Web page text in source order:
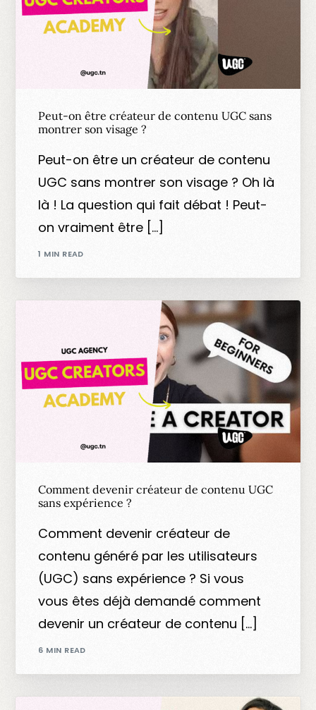
Peut-on être créateur de contenu UGC sans
montrer son visage ?
Peut-on être un créateur de contenu
UGC sans montrer son visage ? Oh là
là ! La question qui fait débat ! Peut-
on vraiment être […]
1 MIN READ
Comment devenir créateur de contenu UGC
sans expérience ?
Comment devenir créateur de
contenu généré par les utilisateurs
(UGC) sans expérience ? Si vous
vous êtes déjà demandé comment
devenir un créateur de contenu […]
6 MIN READ